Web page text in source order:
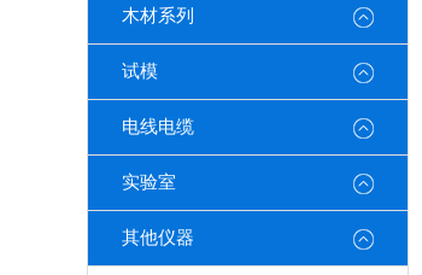
木材系列
试模
电线电缆
实验室
其他仪器